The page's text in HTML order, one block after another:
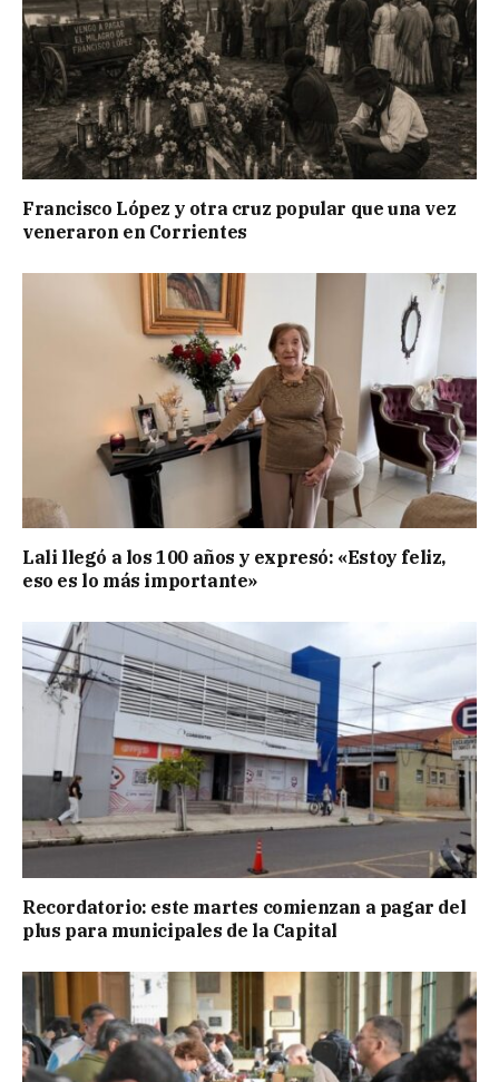
Francisco López y otra cruz popular que una vez
veneraron en Corrientes
Lali llegó a los 100 años y expresó: «Estoy feliz,
eso es lo más importante»
Recordatorio: este martes comienzan a pagar del
plus para municipales de la Capital